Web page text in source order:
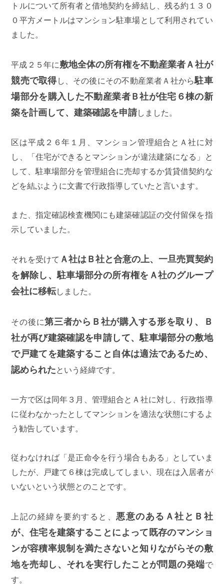
トルについて所有者と借地契約を締結し、残る約１３０
０平方メートルはマンション駐車場として利用されてい
ました。
平成２５年に敷地全体の所有権を不動産業者Ａ社が
競売で取得し、その後にその不動産業者Ａ社から駐車
場部分を購入した不動産業者Ｂ社が住宅６棟の新
築を計画して、建築確認を申請しました。
区は平成２６年１月、マンション管理組合とＡ社に対
し、「住宅ができるとマンションが違法建築になる」と
して、駐車場部分を管理組合に売却するか賃貸借契約な
どを結ぶように文書で行政指導していたと言います。
また、指定確認検査機関にも建築確認証の交付留保を指
示していました。
それを受けて Ａ社はＢ社と合意の上、一旦売買契約
を解除し、駐車場部分の所有権をＡ社のグループ
会社に移転しました。
その後に第三者からＢ社が購入する形を取り、Ｂ
社が再び建築確認を申請して、駐車場部分の敷地
で戸建てを建築すること自体は適法であるため、
認められたという経緯です。
一方で区は同年３月、管理組合とＡ社に対し、行政指導
に従わなかったとしてマンションを適法な状態にするよ
う勧告しています。
従わなければ「是正命令を行う場合もある」としていま
したが、戸建て６棟は完成してしまい、現在は入居者が
いないという状態とのことです。
上記の経緯を要約すると、 悪意のあるＡ社とＢ社
が、住宅を建築することによって既存のマンショ
ンが容積率規制を満たさないと知りながらその敷
地を売却し、それを実行したことが問題の発端で
す。